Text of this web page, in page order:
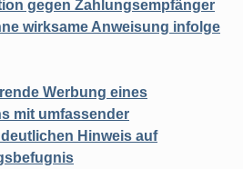
gegen Zahlungsempfänger
wirksame Anweisung infolge
Werbung eines
mit umfassender
Hinweis auf